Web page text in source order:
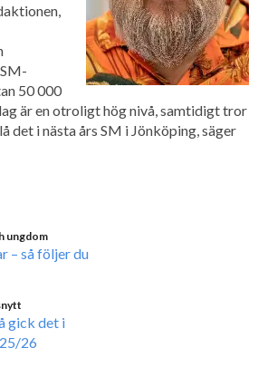
50 000
är en otroligt hög nivå, samtidigt tror
det i nästa års SM i Jönköping, säger
ungdom
– så följer du
gick det i
26